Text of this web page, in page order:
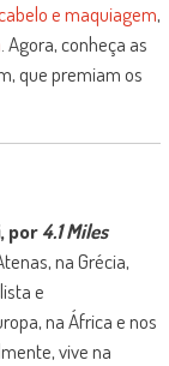
e maquiagem,
. Agora, conheça as
que premiam os
por4.1 Miles
na Grécia,
e
na África e nos
vive na